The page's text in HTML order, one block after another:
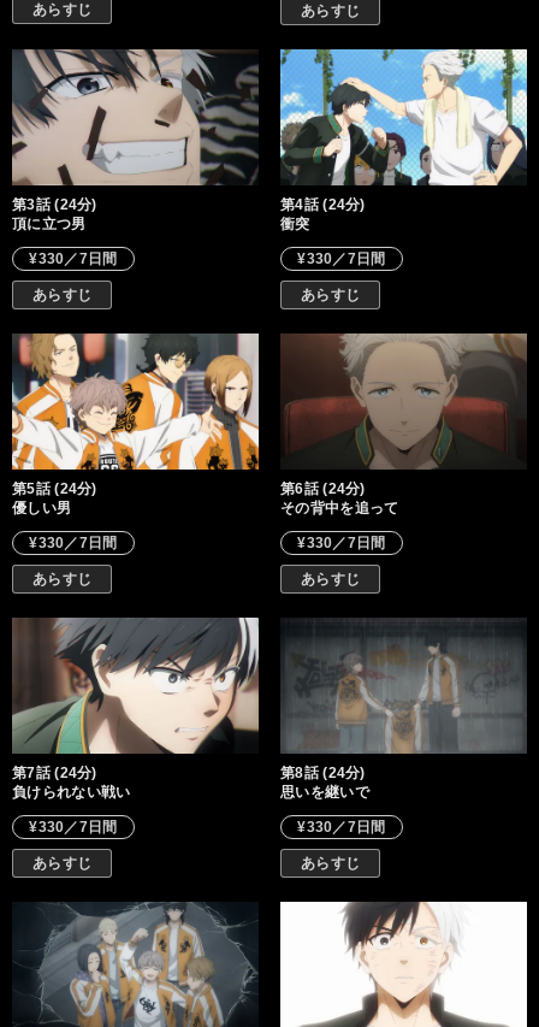
あらすじ あらすじ
第3話 (24分)
頂に立つ男
¥330／7日間
あらすじ
第4話 (24分)
衝突
¥330／7日間
あらすじ
第5話 (24分)
優しい男
¥330／7日間
あらすじ
第6話 (24分)
その背中を追って
¥330／7日間
あらすじ
第7話 (24分)
負けられない戦い
¥330／7日間
あらすじ
第8話 (24分)
思いを継いで
¥330／7日間
あらすじ